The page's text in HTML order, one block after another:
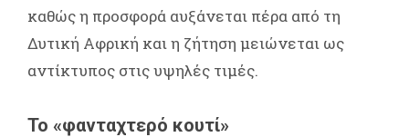
καθώς η προσφορά αυξάνεται πέρα από τη
Δυτική Αφρική και η ζήτηση μειώνεται ως
αντίκτυπος στις υψηλές τιμές.
Το «φανταχτερό κουτί»